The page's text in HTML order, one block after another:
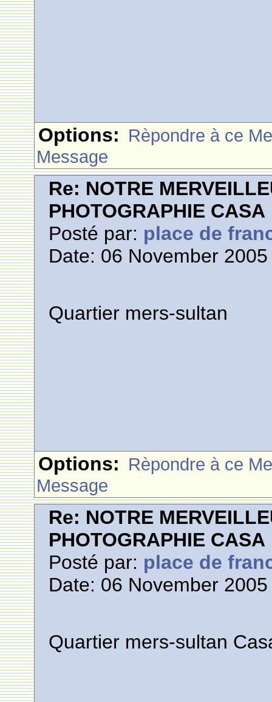
Options: Rèpondre à ce
Message
Re: NOTRE
PHOTOGRAPHIE CASA
Posté par: place de
Date: 06 November
Quartier mers-sultan
Options: Rèpondre à ce
Message
Re: NOTRE
PHOTOGRAPHIE CASA
Posté par: place de
Date: 06 November
Quartier mers-sultan